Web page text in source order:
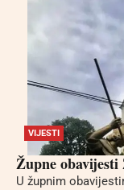
VIJESTI
Župne
U župnim